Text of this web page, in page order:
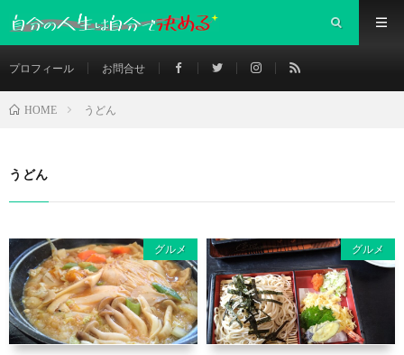
プロフィール お問合せ
HOME うどん
うどん
グルメ グルメ